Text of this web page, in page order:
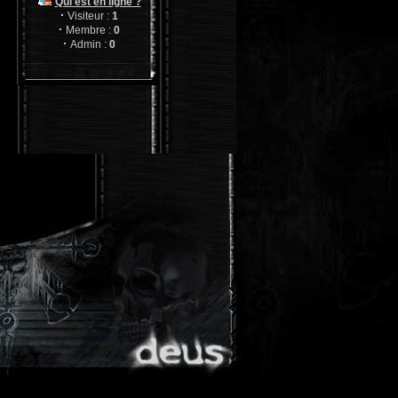
08/03/20 01:01
kkAQPT
kcduucpwc
01/02/20 09:30
sjZ1yK
27/12/19 08:28
iedgyelak
· Visiteur : 1
· Membre : 0
· Admin : 0